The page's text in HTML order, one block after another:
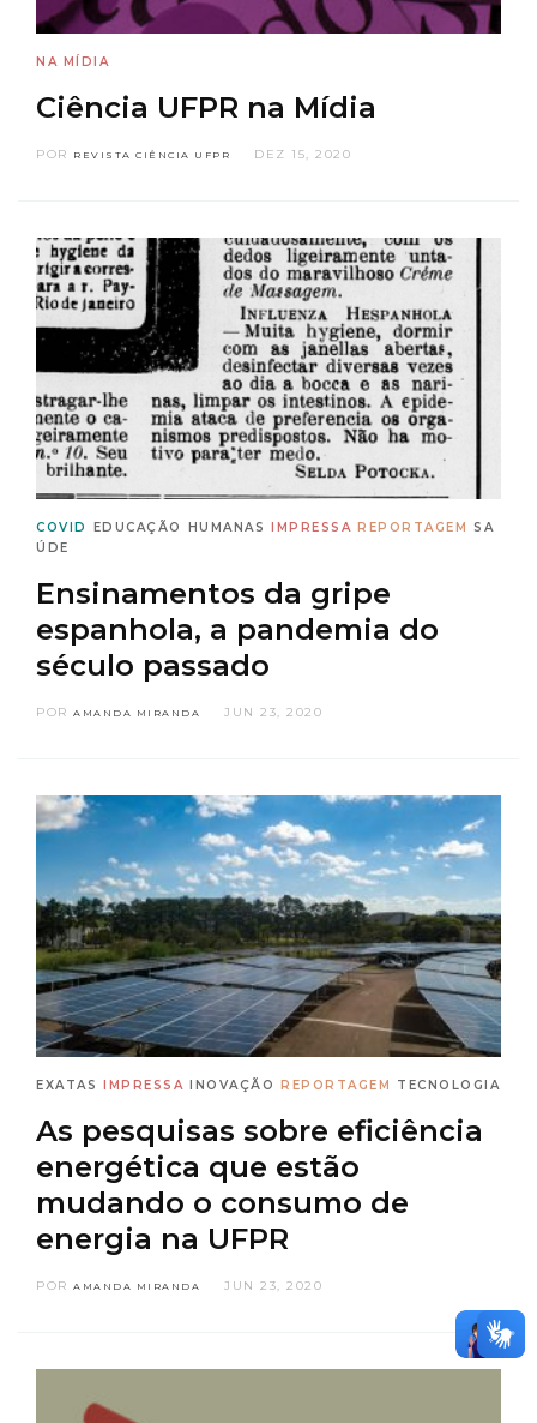
NA MÍDIA
Ciência UFPR na Mídia
POR REVISTA CIÊNCIA UFPR DEZ 15, 2020
COVID EDUCAÇÃO HUMANAS IMPRESSA REPORTAGEM
SA
ÚDE
Ensinamentos da gripe
espanhola, a pandemia do
século passado
POR AMANDA MIRANDA JUN 23, 2020
EXATAS IMPRESSA INOVAÇÃO REPORTAGEM TECNOLOGIA
As pesquisas sobre eficiência
energética que estão
mudando o consumo de
energia na UFPR
POR AMANDA MIRANDA JUN 23, 2020